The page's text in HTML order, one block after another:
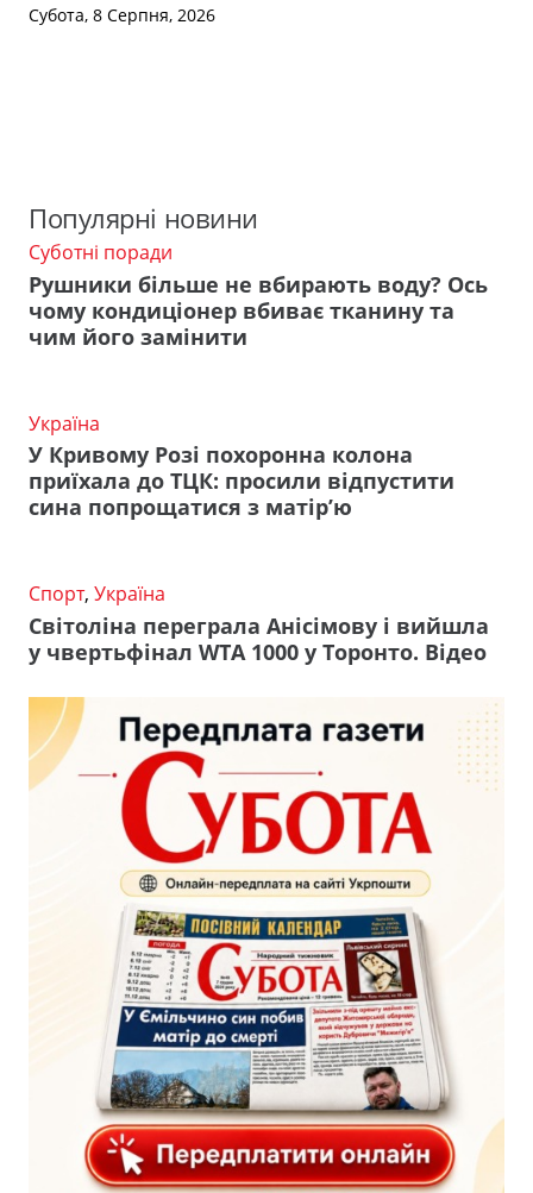
Субота, 8 Серпня, 2026
Популярні новини
Суботні поради
Рушники більше не вбирають воду? Ось
чому кондиціонер вбиває тканину та
чим його замінити
Україна
У Кривому Розі похоронна колона
приїхала до ТЦК: просили відпустити
сина попрощатися з матір’ю
Спорт, Україна
Світоліна переграла Анісімову і вийшла
у чвертьфінал WTA 1000 у Торонто. Відео